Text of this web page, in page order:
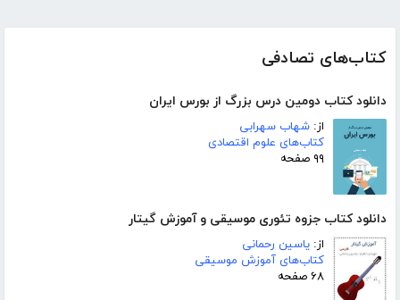
کتاب‌های تصادفی
دانلود کتاب دومین درس بزرگ از بورس ایران
از: شهاب سهرابی
کتاب‌های علوم اقتصادی
۹۹ صفحه
دانلود کتاب جزوه تئوری موسیقی و آموزش گیتار
از: یاسین رحمانی
کتاب‌های آموزش موسیقی
۶۸ صفحه